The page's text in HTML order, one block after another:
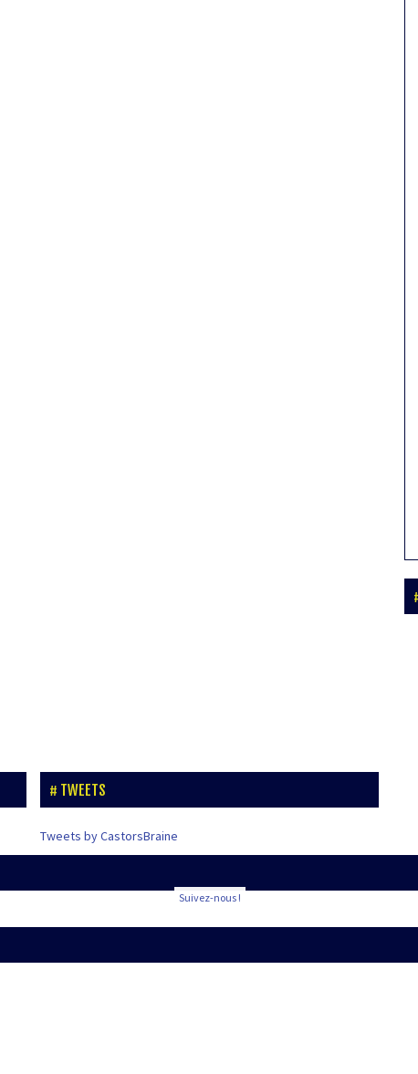
TWEETS
Tweets by CastorsBraine
Suivez-nous !